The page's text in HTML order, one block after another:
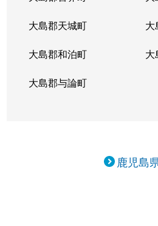
大島郡天城町 大
大島郡和泊町 大
大島郡与論町
鹿児島